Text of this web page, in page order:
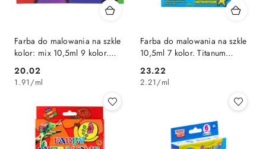
Farba do malowania na szkle
kolor: mix 10,5ml 9 kolor.
Toma (TO-750 0 2)
Cena:
20.02
1.91/ml
Farba do malowania na szkle
10,5ml 7 kolor. Titanum
(4037)
Cena:
23.22
2.21/ml